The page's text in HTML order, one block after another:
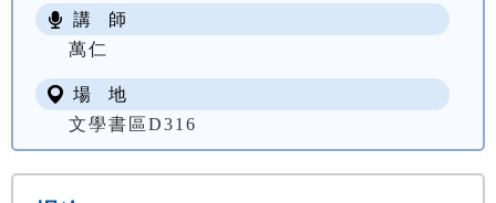
講 師
萬仁
場 地
文學書區D316